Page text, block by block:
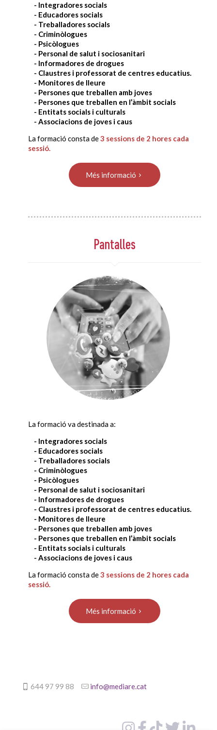
- Integradores socials
- Educadores socials
- Treballadores socials
- Criminòlogues
- Psicòlogues
- Personal de salut i sociosanitari
- Informadores de drogues
- Claustres i professorat de centres educatius.
- Monitores de lleure
- Persones que treballen amb joves
- Persones que treballen en l’àmbit socials
- Entitats socials i culturals
- Associacions de joves i caus
La formació consta de3 sessions de 2 hores cada
sessió.
Més informació
Pantalles
La formació va destinada a:
- Integradores socials
- Educadores socials
- Treballadores socials
- Criminòlogues
- Psicòlogues
- Personal de salut i sociosanitari
- Informadores de drogues
- Claustres i professorat de centres educatius.
- Monitores de lleure
- Persones que treballen amb joves
- Persones que treballen en l’àmbit socials
- Entitats socials i culturals
- Associacions de joves i caus
La formació consta de3 sessions de 2 hores cada
sessió.
Més informació
644 97 99 88 info@mediare.cat